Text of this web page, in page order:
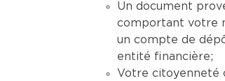
Un document
comportant votre
un compte de
entité financière;
Votre citoyenneté